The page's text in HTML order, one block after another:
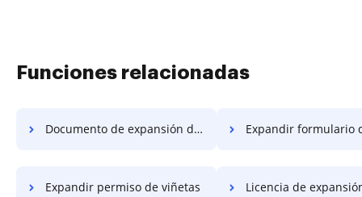
Funciones relacionadas
Documento de expansión de viñetas Expandir formulario de
Expandir permiso de viñetas Licencia de expansión